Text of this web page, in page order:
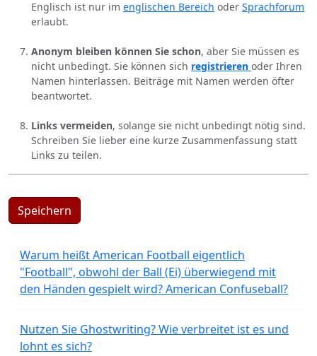
Englisch ist nur im englischen Bereich oder Sprachforum
erlaubt.
Anonym bleiben können Sie schon, aber Sie müssen es
nicht unbedingt. Sie können sich registrieren oder Ihren
Namen hinterlassen. Beiträge mit Namen werden öfter
beantwortet.
Links vermeiden, solange sie nicht unbedingt nötig sind.
Schreiben Sie lieber eine kurze Zusammenfassung statt
Links zu teilen.
Speichern
Warum heißt American Football eigentlich
"Football", obwohl der Ball (Ei) überwiegend mit
den Händen gespielt wird? American Confuseball?
Nutzen Sie Ghostwriting? Wie verbreitet ist es und
lohnt es sich?